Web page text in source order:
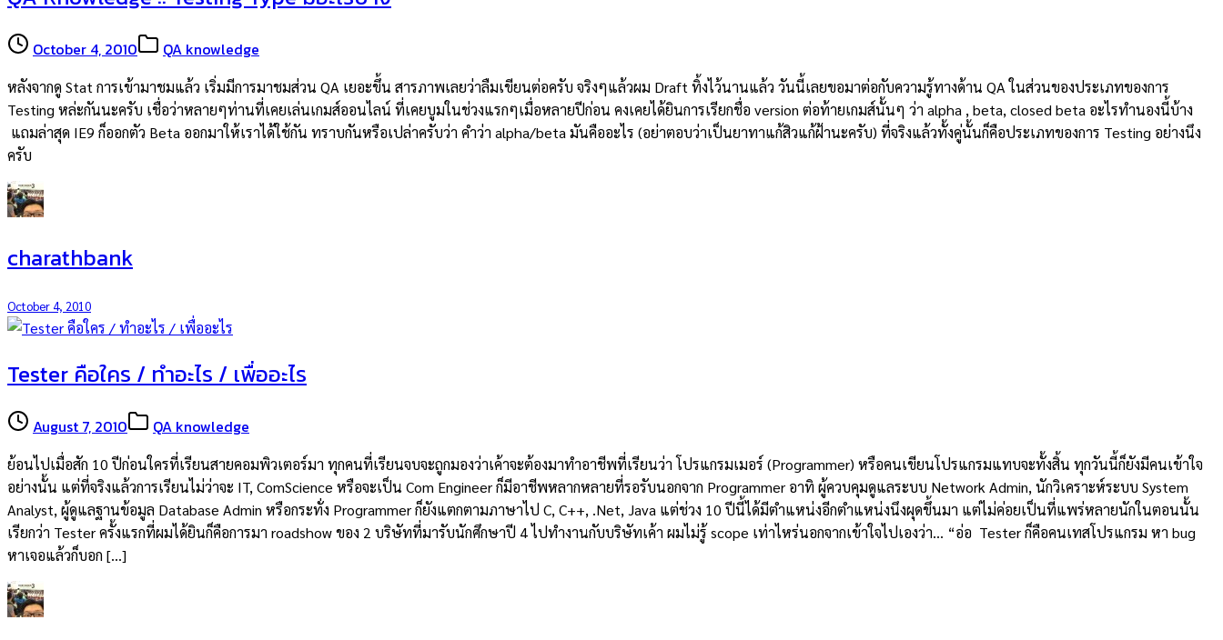
October 4, 2010 QA knowledge
หลังจากดู Stat การเข้ามาชมแล้ว เริ่มมีการมาชมส่วน QA เยอะขึ้น สารภาพเลยว่าลืมเขียนต่อครับ จริงๆแล้วผม Draft ทิ้งไว้นานแล้ว วันนี้เลยขอมาต่อกับความรู้ทางด้าน QA ในส่วนของประเภทของการ
Testing หล่ะกันนะครับ เชื่อว่าหลายๆท่านที่เคยเล่นเกมส์ออนไลน์ ที่เคยบูมในช่วงแรกๆเมื่อหลายปีก่อน คงเคยได้ยินการเรียกชื่อ version ต่อท้ายเกมส์นั้นๆ ว่า alpha , beta, closed beta อะไรทำนองนี้บ้าง
แถมล่าสุด IE9 ก็ออกตัว Beta ออกมาให้เราได้ใช้กัน ทราบกันหรือเปล่าครับว่า คำว่า alpha/beta มันคืออะไร (อย่าตอบว่าเป็นยาทาแก้สิวแก้ฝ้านะครับ) ที่จริงแล้วทั้งคู่นั้นก็คือประเภทของการ Testing อย่างนึง
ครับ
charathbank
October 4, 2010
Tester คือใคร / ทำอะไร / เพื่ออะไร
August 7, 2010 QA knowledge
ย้อนไปเมื่อสัก 10 ปีก่อนใครที่เรียนสายคอมพิวเตอร์มา ทุกคนที่เรียนจบจะถูกมองว่าเค้าจะต้องมาทำอาชีพที่เรียนว่า โปรแกรมเมอร์ (Programmer) หรือคนเขียนโปรแกรมแทบจะทั้งสิ้น ทุกวันนี้ก็ยังมีคนเข้าใจ
อย่างนั้น แต่ที่จริงแล้วการเรียนไม่ว่าจะ IT, ComScience หรือจะเป็น Com Engineer ก็มีอาชีพหลากหลายที่รอรับนอกจาก Programmer อาทิ ผู้ควบคุมดูแลระบบ Network Admin, นักวิเคราะห์ระบบ System
Analyst, ผู้ดูแลฐานข้อมูล Database Admin หรือกระทั่ง Programmer ก็ยังแตกตามภาษาไป C, C++, .Net, Java แต่ช่วง 10 ปีนี้ได้มีตำแหน่งอีกตำแหน่งนึงผุดขึ้นมา แต่ไม่ค่อยเป็นที่แพร่หลายนักในตอนนั้น
เรียกว่า Tester ครั้งแรกที่ผมได้ยินก็คือการมา roadshow ของ 2 บริษัทที่มารับนักศึกษาปี 4 ไปทำงานกับบริษัทเค้า ผมไม่รู้ scope เท่าไหร่นอกจากเข้าใจไปเองว่า… “อ่อ Tester ก็คือคนเทสโปรแกรม หา bug
หาเจอแล้วก็บอก […]